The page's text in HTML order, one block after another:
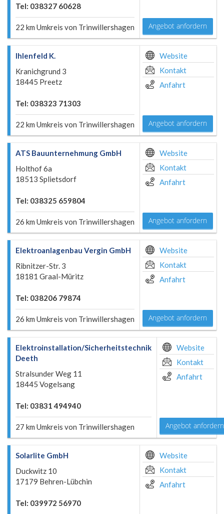
Tel: 038327 60628
22 km Umkreis von Trinwillershagen Angebot anfordern
Ihlenfeld K.
Kranichgrund 3
18445 Preetz
Tel: 038323 71303
22 km Umkreis von Trinwillershagen
Website
Kontakt
Anfahrt
Angebot anfordern
ATS Bauunternehmung GmbH
Holthof 6a
18513 Splietsdorf
Tel: 038325 659804
26 km Umkreis von Trinwillershagen
Website
Kontakt
Anfahrt
Angebot anfordern
Elektroanlagenbau Vergin GmbH
Ribnitzer-Str. 3
18181 Graal-Müritz
Tel: 038206 79874
26 km Umkreis von Trinwillershagen
Website
Kontakt
Anfahrt
Angebot anfordern
Elektroinstallation/Sicherheitstechnik
Deeth
Stralsunder Weg 11
18445 Vogelsang
Tel: 03831 494940
27 km Umkreis von Trinwillershagen
Website
Kontakt
Anfahrt
Angebot anfordern
Solarlite GmbH
Duckwitz 10
17179 Behren-Lübchin
Tel: 039972 56970
Website
Kontakt
Anfahrt